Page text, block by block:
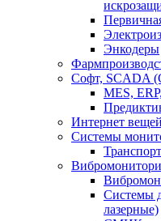
Энкодеры
Софт, SCADA
MES,
Интернет вещей
Системы
Транспорт
Системы
лазерные)